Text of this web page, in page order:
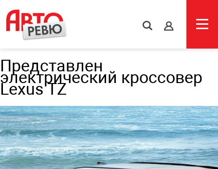
s
Представлен
электрический кроссовер
Lexus TZ